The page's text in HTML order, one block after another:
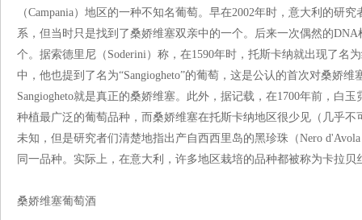
（Campania）地区的一种不知名葡萄。早在2002年时，意大利的研
系，但当时只是找到了桑娇维塞双亲中的一个。后来一次偶然的
个。据索德里尼（Soderini）称，在1590年时，托斯卡纳就出现了名
中，他也提到了名为“Sangiogheto”的葡萄，这是公认的首次对桑娇
Sangiogheto就是真正的桑娇维塞。此外，据记载，在1700年前，白
种植最广泛的葡萄品种，而桑娇维塞在托斯卡纳地区很少见（几乎
未知，但是研究者们清楚地指出产自西西里岛的黑珍珠（Nero
同一品种。实际上，在意大利，许多地区栽培的品种都被称为卡拉
桑娇维塞葡萄酒